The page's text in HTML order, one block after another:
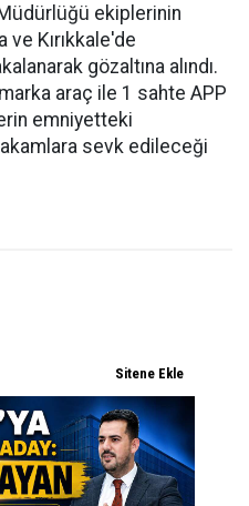
ekiplerinin
ve Kırıkkale'de
gözaltına alındı.
araç ile 1 sahte APP
emniyetteki
sevk edileceği